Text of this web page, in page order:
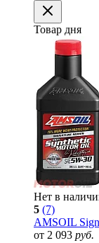
Товар дня
Нет в
5 (7)
AMSOIL
от 2 093 руб.